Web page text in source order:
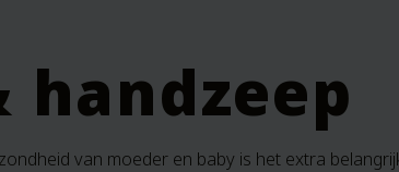
handzeep
van moeder en baby is het extra